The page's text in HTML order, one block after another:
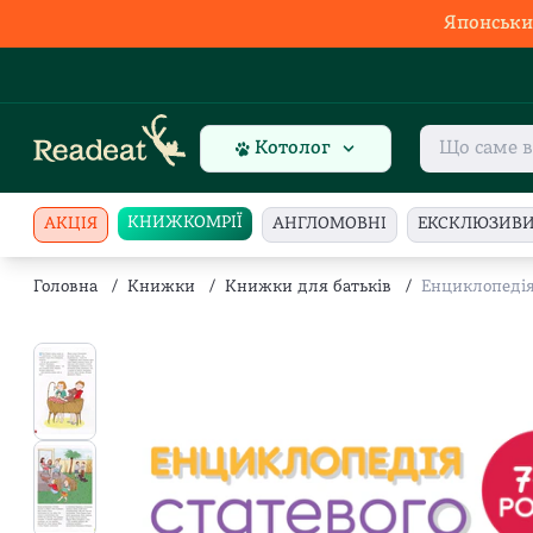
Котолог
АКЦІЯ КНИЖКОМРІЇ АНГЛОМОВНІ
Головна / Книжки / Книжки для батьків /